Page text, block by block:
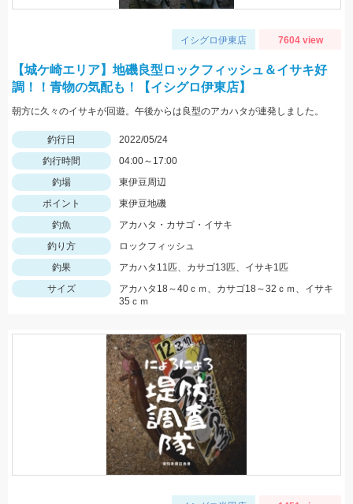
イシグロ伊東店 7604 view
【城ケ崎エリア】地磯良型ロックフィッシュ＆イサキ好
調！！青物の気配も！【イシグロ伊東店】
朝方に久々のイサキが回遊。午後からは良型のアカハタが連発しました。
釣行日
2022/05/24
釣行時間
04:00～17:00
釣場
東伊豆周辺
ポイント
東伊豆地磯
釣魚
アカハタ・カサゴ・イサキ
釣り方
ロックフィッシュ
釣果
アカハタ11匹、カサゴ13匹、イサキ1匹
サイズ
アカハタ18～40ｃｍ、カサゴ18～32ｃｍ、イサキ
35ｃｍ